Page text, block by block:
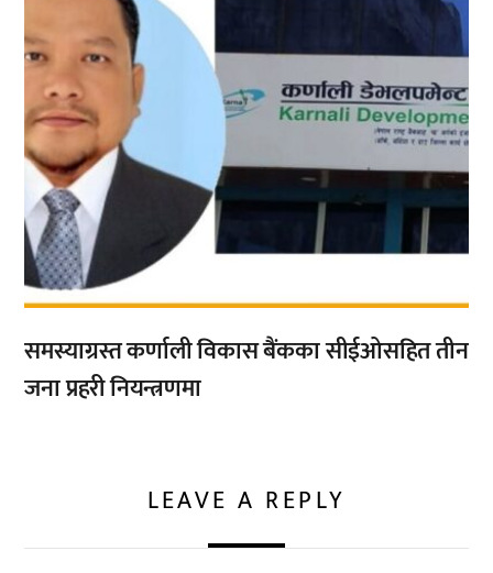
समस्याग्रस्त कर्णाली विकास बैंकका सीईओसहित तीन
जना प्रहरी नियन्त्रणमा
LEAVE A REPLY